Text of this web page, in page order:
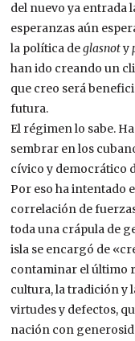
del nuevo ya entrada
esperanzas aún
la política deglasnoty
han ido creando un
que creo será
futura.
El régimen lo sabe.
sembrar en los
cívico y democrático
Por eso ha intentado
correlación de
toda una crápula de
isla se encargó de
contaminar el último
cultura, la tradición y
virtudes y defectos,
nación con